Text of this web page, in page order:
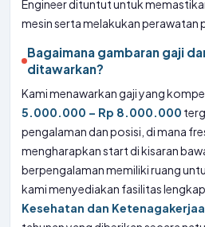
Engineer dituntut untuk
mesin serta melakukan perawatan
Bagaimana gambaran gaji
ditawarkan?
Kami menawarkan gaji yang
5.000.000 – Rp 8.000.000
pengalaman dan posisi, di mana
mengharapkan start di kisaran
berpengalaman memiliki ruang
kami menyediakan fasilitas
Kesehatan dan